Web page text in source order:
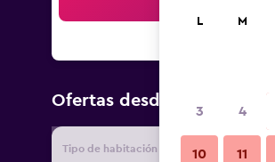
Ofertas desde Oferta
Tipo de habitación
L M
3 4
10 11